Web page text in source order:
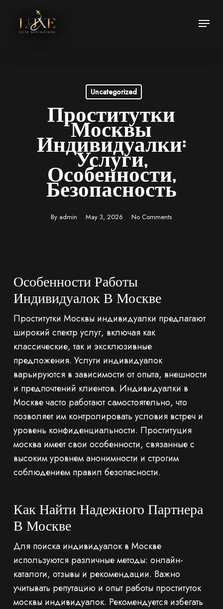
Menu
Uncategorized
Проститутки
Москвы
Индивидуалки:
Услуги,
Особенности,
Безопасность
By admin May 3, 2026 No Comments
Особенности Работы
Индивидуалок В Москве
Проститутки Москвы индивидуалки предлагают
широкий спектр услуг, включая как
классические, так и эксклюзивные
предложения. Услуги индивидуалок
варьируются в зависимости от опыта, внешности
и предпочтений клиентов. Индивидуалки в
Москве часто работают самостоятельно, что
позволяет им контролировать условия встреч и
уровень конфиденциальности. Проституция
москва имеет свои особенности, связанные с
высоким уровнем анонимности и строгим
соблюдением правил безопасности.
Как Найти Надежного Партнера
В Москве
Для поиска индивидуалок в Москве
используются различные методы: онлайн-
каталоги, отзывы и рекомендации. Важно
учитывать репутацию и опыт работы проституток
москвы индивидуалок. Рекомендуется избегать
Close